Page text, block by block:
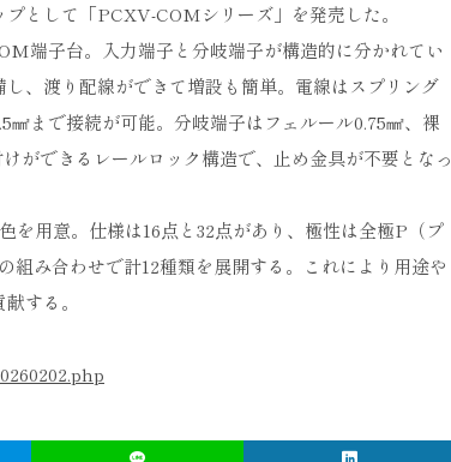
として「PCXV-COMシリーズ」を発売した。
端子台。入力端子と分岐端子が構造的に分かれてい
、渡り配線ができて増設も簡単。電線はスプリング
まで接続が可能。分岐端子はフェルール0.75㎟、裸
できるレールロック構造で、止め金具が不要となっ
を用意。仕様は16点と32点があり、極性は全極P（プ
み合わせで計12種類を展開する。これにより用途や
する。